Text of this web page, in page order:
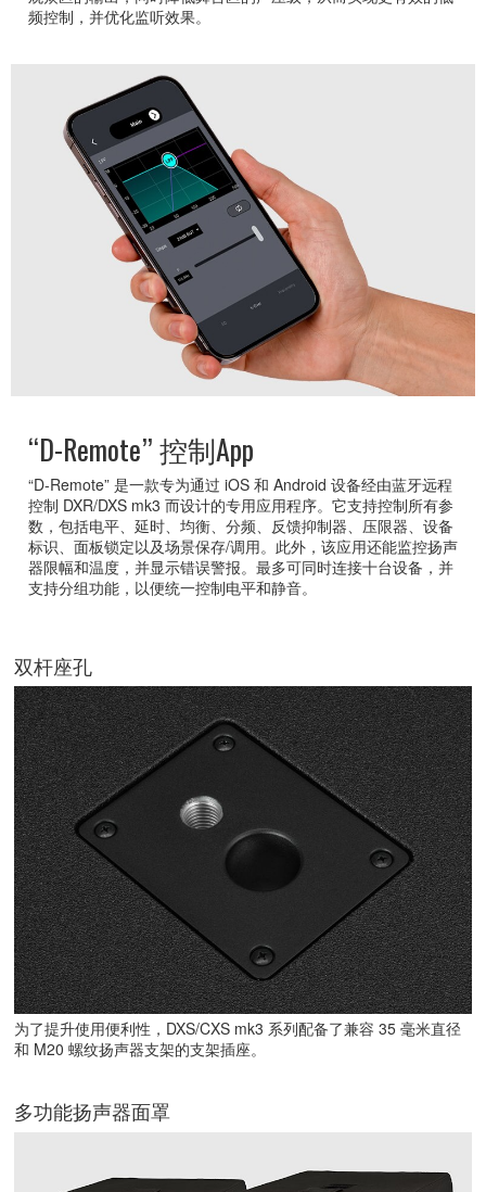
频控制，并优化监听效果。
“D-Remote” 控制App
“D-Remote” 是一款专为通过 iOS 和 Android 设备经由蓝牙远程
控制 DXR/DXS mk3 而设计的专用应用程序。它支持控制所有参
数，包括电平、延时、均衡、分频、反馈抑制器、压限器、设备
标识、面板锁定以及场景保存/调用。此外，该应用还能监控扬声
器限幅和温度，并显示错误警报。最多可同时连接十台设备，并
支持分组功能，以便统一控制电平和静音。
双杆座孔
为了提升使用便利性，DXS/CXS mk3 系列配备了兼容 35 毫米直径
和 M20 螺纹扬声器支架的支架插座。
多功能扬声器面罩